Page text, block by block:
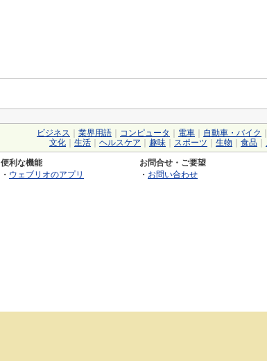
ビジネス 業界用語 コンピュータ 電車 自動車・バイク
文化
生活 ヘルスケア 趣味 スポーツ 生物 食品
便利な機能
・ ウェブリオのアプリ
お問合せ・ご要望
・ お問い合わせ